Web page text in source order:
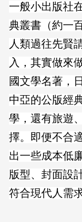
一般小出版社
典叢書（約一
人類過往先賢
入，其實做來
國文學名著，
中亞的公版經
學，還有旅遊
擇。即便不合
出一些成本低
版型、封面設
符合現代人需